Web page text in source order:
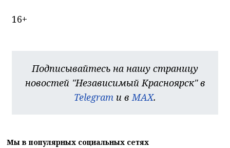
16+
Подписывайтесь на нашу страницу
новостей "Независимый Красноярск" в
Telegram и в MAX.
Мы в популярных социальных сетях